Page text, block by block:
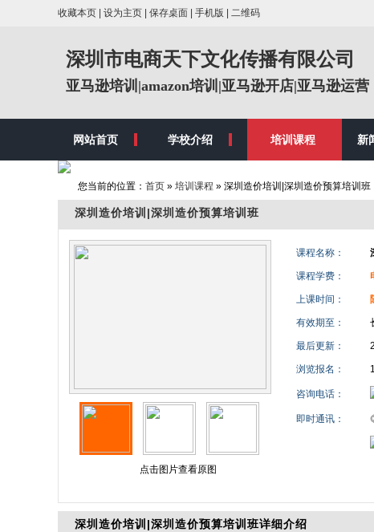
收藏本页 设为主页 保存桌面 手机版 二维码
深圳市电商天下文化传播有限公司
亚马逊培训|amazon培训|亚马逊开店|亚马逊运营
网站首页 学校介绍 培训课程 新
您当前的位置： 首页 » 培训课程 » 深圳造价培训|深圳造价预算培训班
深圳造价培训|深圳造价预算培训班
点击图片查看原图
课程名称：
课程学费：
上课时间：
有效期至：
最后更新：
浏览报名：
咨询电话：
即时通讯：
深圳造价培训|深圳造价预算培训班详细介绍